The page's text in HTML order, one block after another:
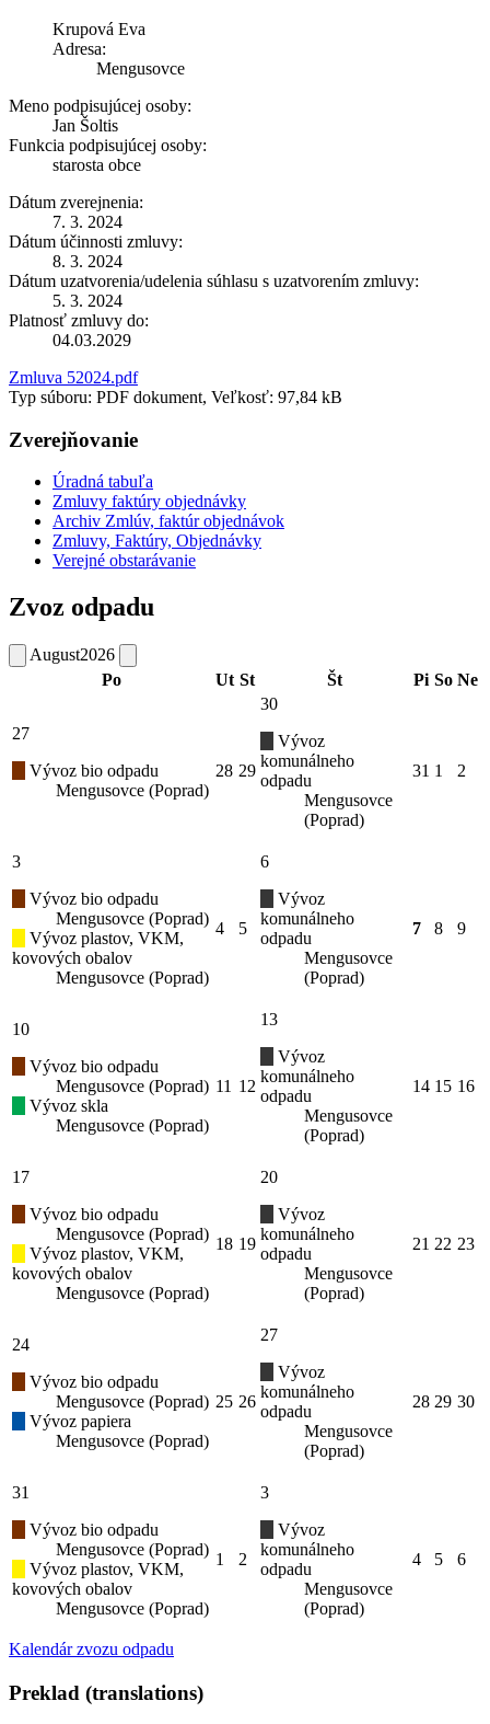
Krupová Eva
Adresa:
Mengusovce
Meno podpisujúcej osoby:
Jan Šoltis
Funkcia podpisujúcej osoby:
starosta obce
Dátum zverejnenia:
7. 3. 2024
Dátum účinnosti zmluvy:
8. 3. 2024
Dátum uzatvorenia/udelenia súhlasu s uzatvorením zmluvy:
5. 3. 2024
Platnosť zmluvy do:
04.03.2029
Zmluva 52024.pdf
Typ súboru: PDF dokument, Veľkosť: 97,84 kB
Zverejňovanie
Úradná tabuľa
Zmluvy faktúry objednávky
Archiv Zmlúv, faktúr objednávok
Zmluvy, Faktúry, Objednávky
Verejné obstarávanie
Zvoz odpadu
August2026
Po
Ut St Št Pi So Ne
27
Vývoz bio odpadu
Mengusovce (Poprad)
28 29
30
Vývoz
komunálneho
odpadu
Mengusovce
(Poprad)
31 1 2
3
Vývoz bio odpadu
Mengusovce (Poprad)
Vývoz plastov, VKM,
kovových obalov
Mengusovce (Poprad)
4 5
6
Vývoz
komunálneho
odpadu
Mengusovce
(Poprad)
7 8 9
10
Vývoz bio odpadu
Mengusovce (Poprad)
Vývoz skla
Mengusovce (Poprad)
11 12
13
Vývoz
komunálneho
odpadu
Mengusovce
(Poprad)
14 15 16
17
Vývoz bio odpadu
Mengusovce (Poprad)
Vývoz plastov, VKM,
kovových obalov
Mengusovce (Poprad)
18 19
20
Vývoz
komunálneho
odpadu
Mengusovce
(Poprad)
21 22 23
24
Vývoz bio odpadu
Mengusovce (Poprad)
Vývoz papiera
Mengusovce (Poprad)
25 26
27
Vývoz
komunálneho
odpadu
Mengusovce
(Poprad)
28 29 30
31
Vývoz bio odpadu
Mengusovce (Poprad)
Vývoz plastov, VKM,
kovových obalov
Mengusovce (Poprad)
1 2
3
Vývoz
komunálneho
odpadu
Mengusovce
(Poprad)
4 5 6
Kalendár zvozu odpadu
Preklad (translations)